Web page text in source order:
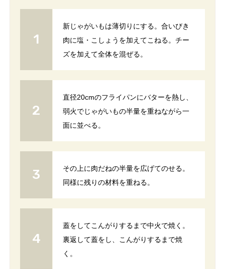
新じゃがいもは薄切りにする。合いびき
肉に塩・こしょうを加えてこねる。チー
ズを加えて全体を混ぜる。
直径20cmのフライパンにバターを熱し、
弱火でじゃがいもの半量を重ねながら一
面に並べる。
その上に肉だねの半量を広げてのせる。
同様に残りの材料を重ねる。
蓋をしてこんがりするまで中火で焼く。
裏返して蓋をし、こんがりするまで焼
く。